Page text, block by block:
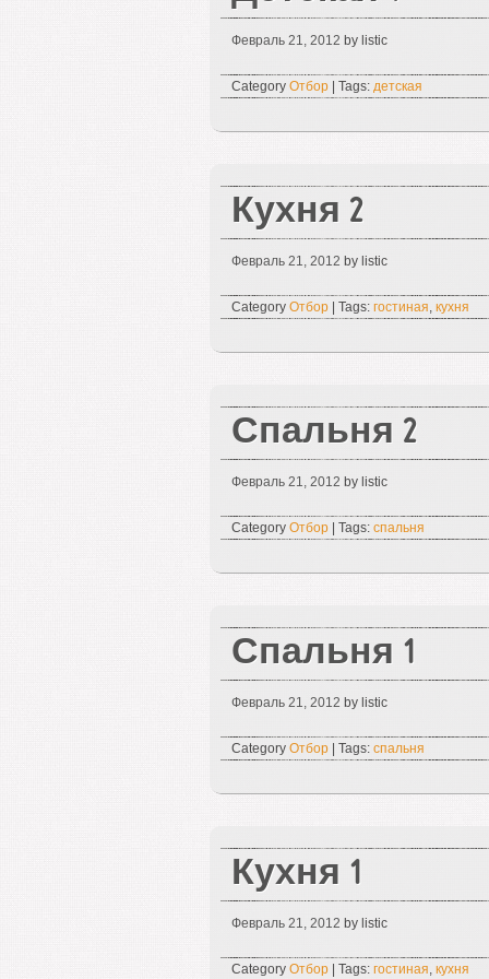
Февраль 21, 2012 by listic
Category Отбор | Tags: детская
Кухня 2
Февраль 21, 2012 by listic
Category Отбор | Tags: гостиная, кухня
Спальня 2
Февраль 21, 2012 by listic
Category Отбор | Tags: спальня
Спальня 1
Февраль 21, 2012 by listic
Category Отбор | Tags: спальня
Кухня 1
Февраль 21, 2012 by listic
Category Отбор | Tags: гостиная, кухня